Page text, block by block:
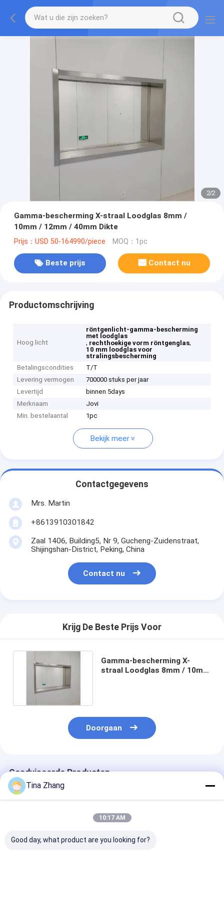
2/2
Gamma-bescherming X-straal Loodglas 8mm /
10mm / 12mm / 40mm Dikte
Prijs：USD 50-164990/piece MOQ：1pc
Beste prijs Contact nu
Productomschrijving
Hoog licht
röntgenlicht-gamma-bescherming
met loodglas
, rechthoekige vorm röntgenglas,
10 mm loodglas voor
stralingsbescherming
Betalingscondities
T/T
Levering vermogen
700000 stuks per jaar
Levertijd
binnen 5days
Merknaam
Jovi
Min. bestelaantal
1pc
Bekijk meer
Contactgegevens
Mrs. Martin
+8613910301842
Zaal 1406, Building5, Nr 9, Gucheng-Zuidenstraat,
Shijingshan-District, Peking, China
Contact nu
Krijg De Beste Prijs Voor
Gamma-bescherming X-
straal Loodglas 8mm / 10mm
Doorgaan
Geadviseerde Producten
Tina Zhang
10:17 AM
Good day, what product are you looking for?